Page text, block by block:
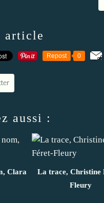
article
Repost 0
aussi :
Clara
La trace, Christine
Fleury